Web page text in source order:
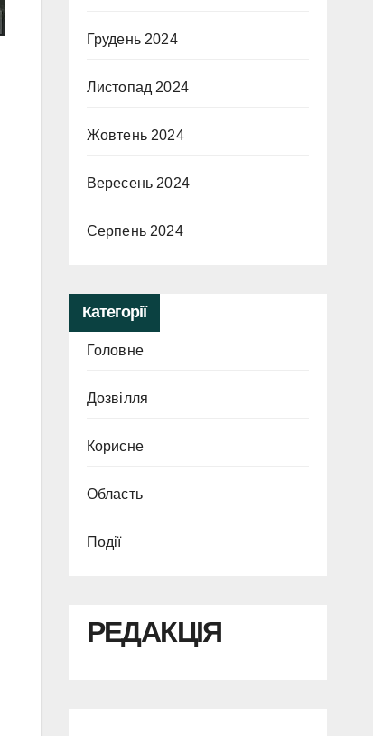
Грудень 2024
Листопад 2024
Жовтень 2024
Вересень 2024
Серпень 2024
Категорії
Головне
Дозвілля
Корисне
Область
Події
РЕДАКЦІЯ